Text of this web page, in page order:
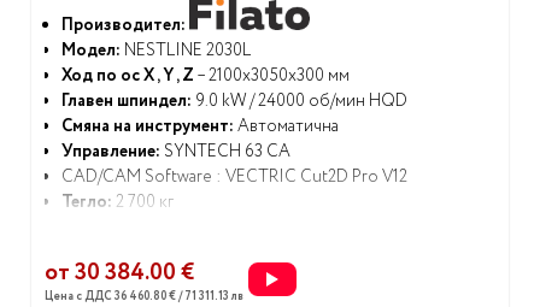
Производител:
Модел: NESTLINE 2030L
Ход по ос X , Y , Z – 2100x3050x300 мм
Главен шпиндел: 9.0 kW / 24000 об/мин HQD
Смяна на инструмент: Автоматична
Управление: SYNTECH 63 CA
CAD/CAM Software : VECTRIC Cut2D Pro V12
Тегло: 2 700 кг
от 30 384.00 €
Цена с ДДС 36 460.80 € / 71 311.13 лв